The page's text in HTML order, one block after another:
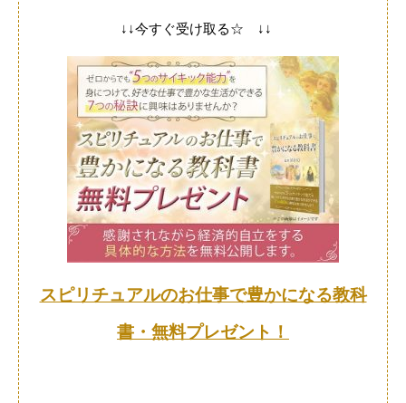
↓↓今すぐ受け取る☆ ↓↓
スピリチュアルのお仕事で豊かになる教科
書・無料プレゼント！